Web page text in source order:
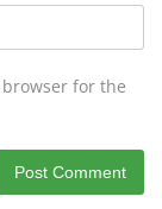
for the